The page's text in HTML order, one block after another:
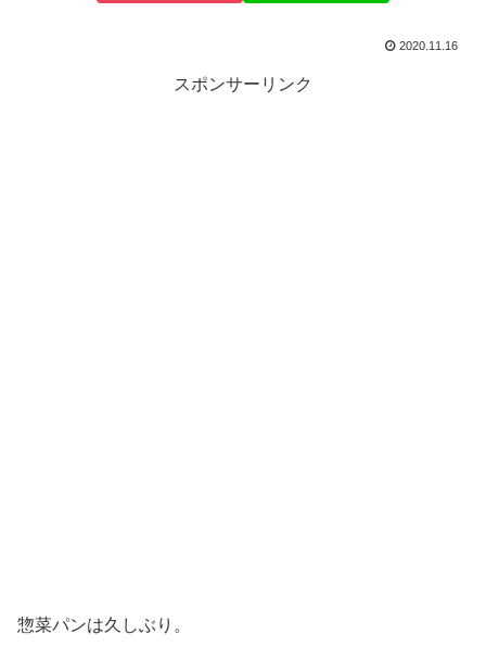
2020.11.16
スポンサーリンク
惣菜パンは久しぶり。